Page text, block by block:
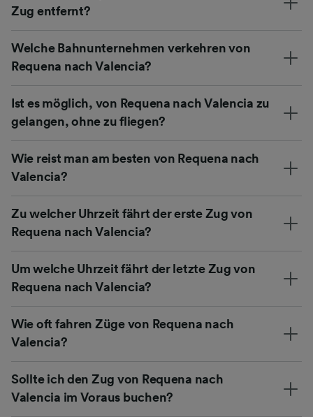
Zug entfernt?
Welche Bahnunternehmen verkehren von
Requena nach Valencia?
Ist es möglich, von Requena nach Valencia zu
gelangen, ohne zu fliegen?
Wie reist man am besten von Requena nach
Valencia?
Zu welcher Uhrzeit fährt der erste Zug von
Requena nach Valencia?
Um welche Uhrzeit fährt der letzte Zug von
Requena nach Valencia?
Wie oft fahren Züge von Requena nach
Valencia?
Sollte ich den Zug von Requena nach
Valencia im Voraus buchen?